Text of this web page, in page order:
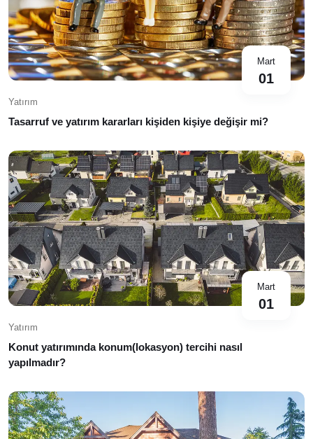
Mart
01
Yatırım
Tasarruf ve yatırım kararları kişiden kişiye değişir mi?
Mart
01
Yatırım
Konut yatırımında konum(lokasyon) tercihi nasıl
yapılmadır?